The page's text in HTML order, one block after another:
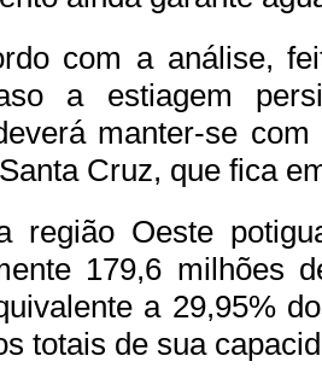
com a análise,
a estiagem
manter-se
Cruz, que fica
região Oeste
179,6 milhões
a 29,95%
totais de sua